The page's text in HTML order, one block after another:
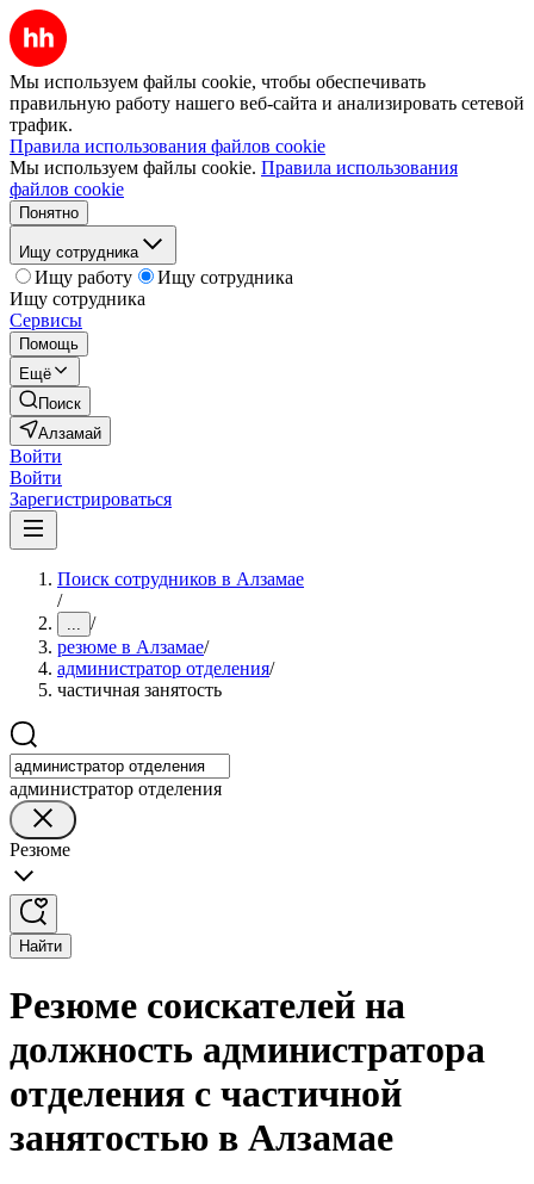
Мы используем файлы cookie, чтобы обеспечивать
правильную работу нашего веб-сайта и анализировать сетевой
трафик.
Правила использования файлов cookie
Мы используем файлы cookie. Правила использования
файлов cookie
Понятно
Ищу сотрудника
Ищу работу
Ищу сотрудника
Ищу сотрудника
Сервисы
Помощь
Ещё
Поиск
Алзамай
Войти
Войти
Зарегистрироваться
Поиск сотрудников в Алзамае
/
... /
резюме в Алзамае/
администратор отделения/
частичная занятость
администратор отделения
Резюме
Найти
Резюме соискателей на
должность администратора
отделения с частичной
занятостью в Алзамае